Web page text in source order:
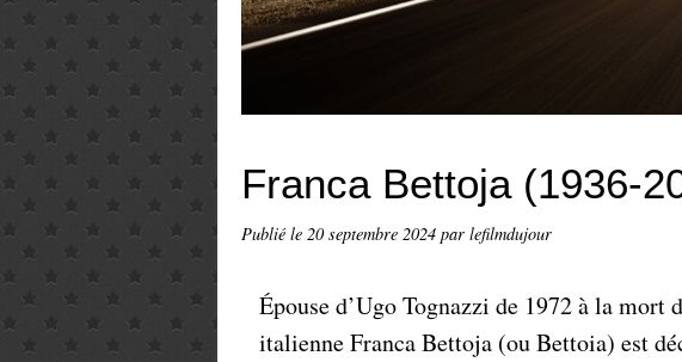
Franca Bettoja (1936-
Publié le 20 septembre 2024 par lefilmdujour
Épouse d’Ugo Tognazzi de 1972 à la mort
italienne Franca Bettoja (ou Bettoia) est